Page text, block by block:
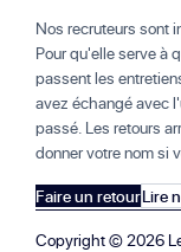
Nos recruteurs sont
Pour qu'elle serve à
passent les
avez échangé avec
passé. Les retours
donner votre nom si
Faire un retourLire
Copyright ©2026